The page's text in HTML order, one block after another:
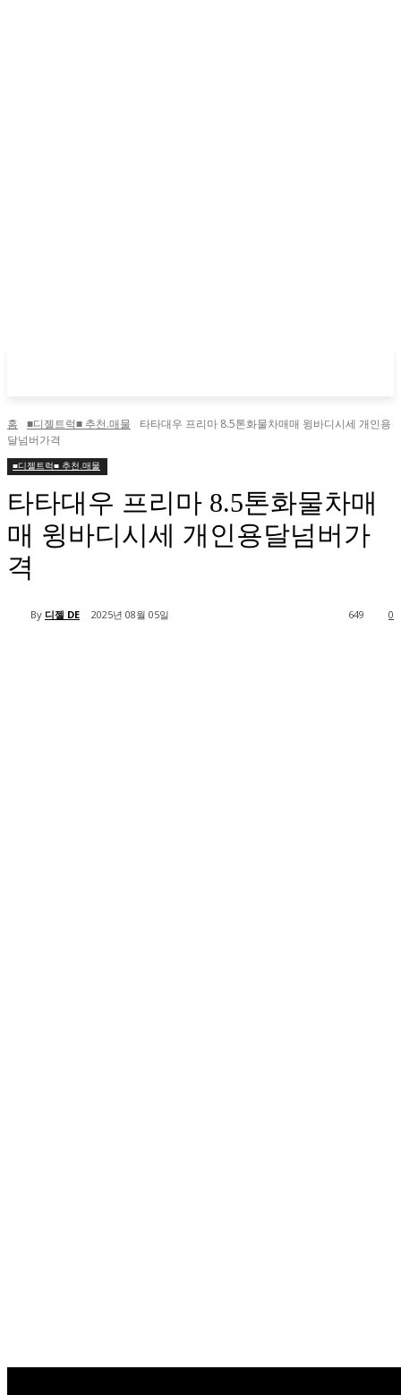
홈 ■디젤트럭■ 추천.매물
타타대우 프리마 8.5톤화물차매매 윙바디시세 개인용
달넘버가격
■디젤트럭■ 추천.매물
타타대우 프리마 8.5톤화물차매
매 윙바디시세 개인용달넘버가
격
By 디젤 DE 2025년 08월 05일 0
649